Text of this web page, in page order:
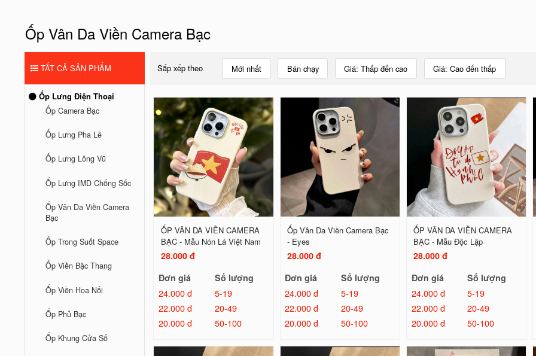
Ốp Vân Da Viền Camera Bạc
TẤT CẢ SẢN PHẨM
Ốp Lưng Điện Thoại
Ốp Camera Bạc
Ốp Lưng Pha Lê
Ốp Lưng Lông Vũ
Ốp Lưng IMD Chống Sốc
Ốp Vân Da Viền Camera
Bạc
Ốp Trong Suốt Space
Ốp Viền Bậc Thang
Ốp Viền Hoa Nổi
Ốp Phủ Bạc
Ốp Khung Cửa Sổ
Sắp xếp theo Mới nhất Bán chạy Giá: Thấp đến cao Giá: Cao đến thấp
ỐP VÂN DA VIỀN CAMERA
BẠC - Mẫu Nón Lá Việt Nam
28.000 đ
Đơn giá
Số lượng
24.000 đ
5-19
22.000 đ
20-49
20.000 đ
50-100
Ốp Vân Da Viền Camera Bạc
- Eyes
28.000 đ
Đơn giá
Số lượng
24.000 đ
5-19
22.000 đ
20-49
20.000 đ
50-100
ỐP VÂN DA VIỀN CAMERA
BẠC - Mẫu Độc Lập
28.000 đ
Đơn giá
Số lượng
24.000 đ
5-19
22.000 đ
20-49
20.000 đ
50-100